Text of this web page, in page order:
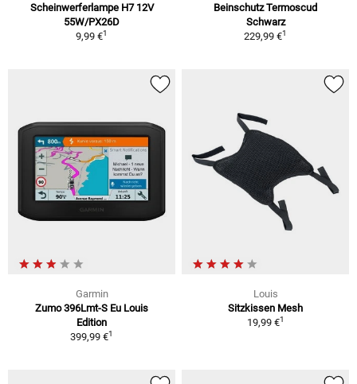
Scheinwerferlampe H7 12V
55W/PX26D
9,99 €1
Beinschutz Termoscud
Schwarz
229,99 €1
Garmin
Zumo 396Lmt-S Eu Louis
Edition
399,99 €1
Louis
Sitzkissen Mesh
19,99 €1